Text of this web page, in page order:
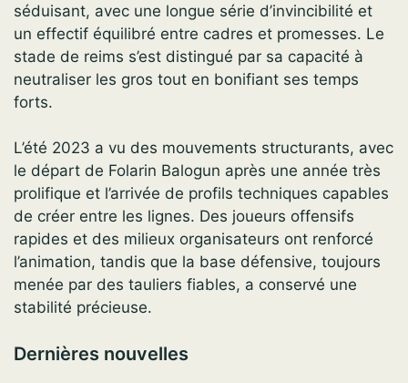
séduisant, avec une longue série d’invincibilité et
un effectif équilibré entre cadres et promesses. Le
stade de reims s’est distingué par sa capacité à
neutraliser les gros tout en bonifiant ses temps
forts.
L’été 2023 a vu des mouvements structurants, avec
le départ de Folarin Balogun après une année très
prolifique et l’arrivée de profils techniques capables
de créer entre les lignes. Des joueurs offensifs
rapides et des milieux organisateurs ont renforcé
l’animation, tandis que la base défensive, toujours
menée par des tauliers fiables, a conservé une
stabilité précieuse.
Dernières nouvelles